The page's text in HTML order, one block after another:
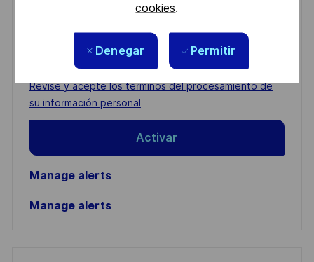
cookies.
Denegar Permitir
You'll receive updates once a week
address
(Required)
Required
Revise y acepte los términos del procesamiento de
su información personal
Activar
Manage alerts
Manage alerts